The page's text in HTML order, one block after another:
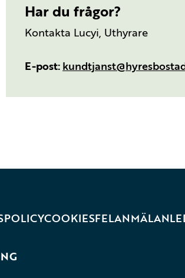
Har du frågor?
Kontakta Lucyi, Uthyrare
E-post
COOKIESFELANMÄLAN